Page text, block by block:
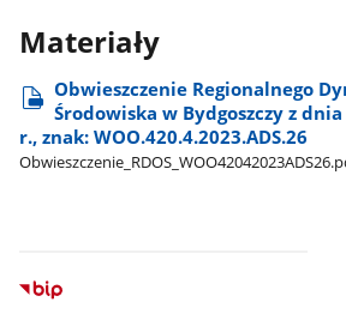
Materiały
Obwieszczenie Regionalnego
Środowiska w Bydgoszczy z
r., znak: WOO.420.4.2023.ADS.26